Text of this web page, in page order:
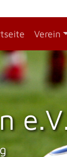
Verein